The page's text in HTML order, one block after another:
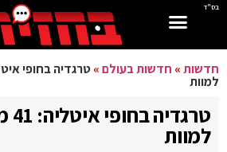
בס"ד
חדשות» חדשות בעולם»
למוות
למוות